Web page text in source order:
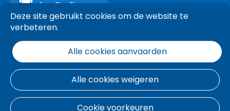
Deze site gebruikt cookies om de website te
verbeteren.
Cookie voorkeuren
Alle cookies weigeren
Alle cookies aanvaarden